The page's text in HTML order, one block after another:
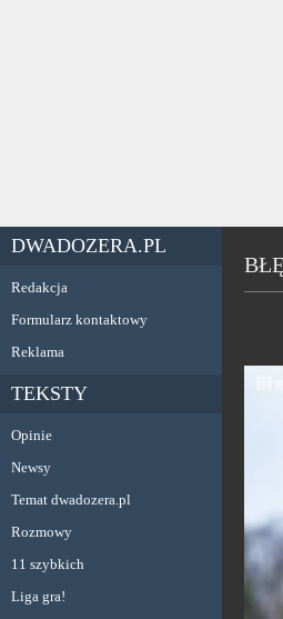
DWADOZERA.PL
Redakcja
Formularz kontaktowy
Reklama
TEKSTY
Opinie
Newsy
Temat dwadozera.pl
Rozmowy
11 szybkich
Liga gra!